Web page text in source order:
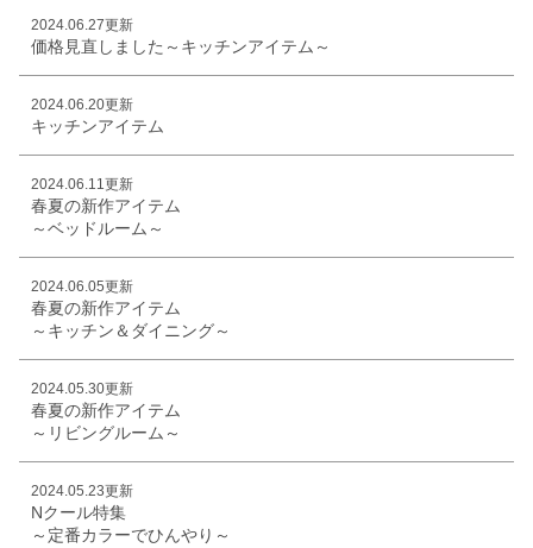
2024.06.27更新
価格見直しました～キッチンアイテム～
2024.06.20更新
キッチンアイテム
2024.06.11更新
春夏の新作アイテム
～ベッドルーム～
2024.06.05更新
春夏の新作アイテム
～キッチン＆ダイニング～
2024.05.30更新
春夏の新作アイテム
～リビングルーム～
2024.05.23更新
Nクール特集
～定番カラーでひんやり～